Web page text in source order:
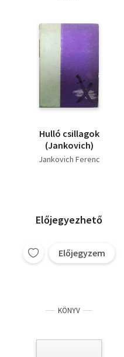
Hulló csillagok
(Jankovich)
Jankovich Ferenc
Előjegyezhető
Előjegyzem
KÖNYV